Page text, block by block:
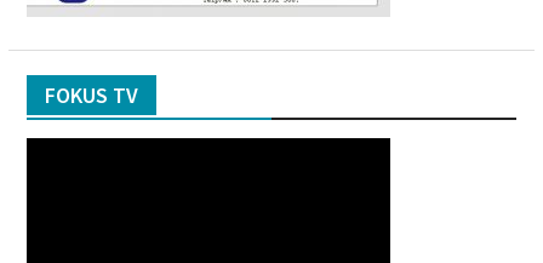
FOKUS TV